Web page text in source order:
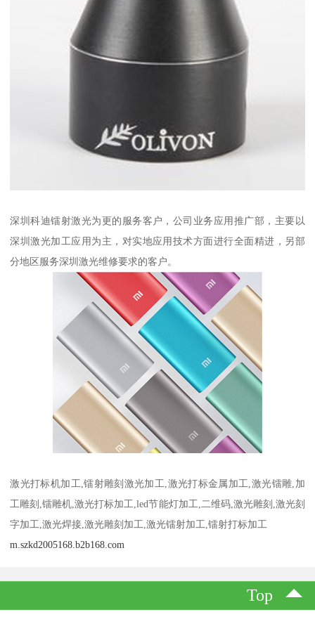
深圳科迪镭射激光为更的服务客户，公司业务应用推广部，主要以
深圳激光加工应用为主，对实地应用技术方面进行全面精进，另部
分地区服务深圳激光维修要求的客户。
激光打标机加工,镭射雕刻激光加工,激光打标金属加工,激光镭雕,加
工雕刻,镭雕机,激光打标加工,led节能灯加工,二维码,激光雕刻,激光刻
字加工,激光焊接,激光雕刻加工,激光镭射加工,镭射打标加工
m.szkd2005168.b2b168.com
Top